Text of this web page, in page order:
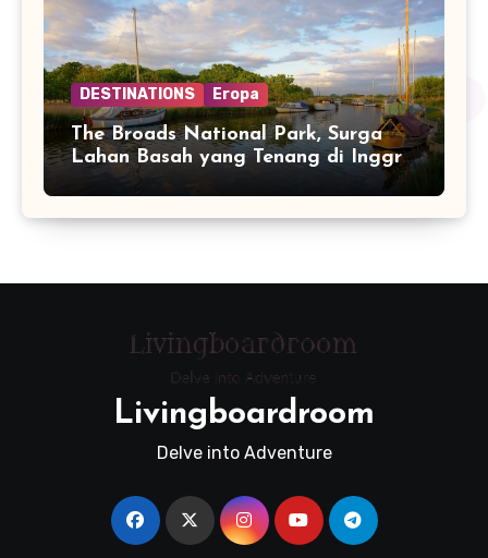
DESTINATIONS Eropa
The Broads National Park, Surga
Lahan Basah yang Tenang di Inggris
Timur
Livingboardroom
Delve into Adventure